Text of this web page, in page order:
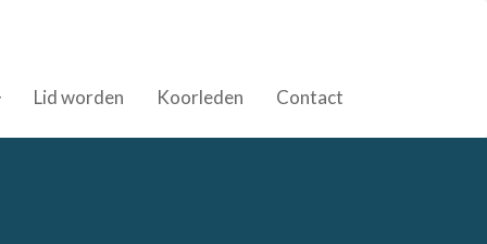
Lid worden Koorleden Contact